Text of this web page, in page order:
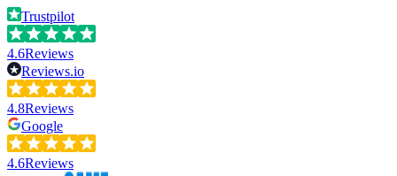
Trustpilot
4.6Reviews
Reviews.io
4.8Reviews
Google
4.6Reviews